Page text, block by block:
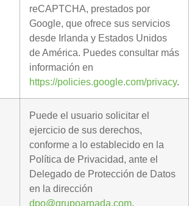
reCAPTCHA, prestados por
Google, que ofrece sus servicios
desde Irlanda y Estados Unidos
de América. Puedes consultar más
información en
https://policies.google.com/privacy.
Puede el usuario solicitar el
ejercicio de sus derechos,
conforme a lo establecido en la
Política de Privacidad, ante el
Delegado de Protección de Datos
en la dirección
dpo@grupoarpada.com.